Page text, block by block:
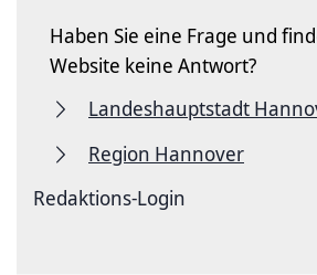
Haben Sie eine Frage und
Website keine Antwort?
Landeshauptstadt
Region Hannover
Redaktions-Login